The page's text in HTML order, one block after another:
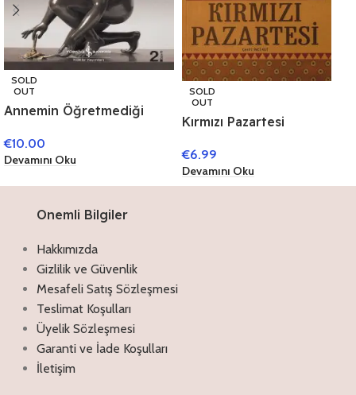
SOLD
OUT
Annemin Öğretmediği
€10.00
Devamını Oku
SOLD
OUT
Kırmızı Pazartesi
€6.99
Devamını Oku
Onemli Bilgiler
Hakkımızda
Gizlilik ve Güvenlik
Mesafeli Satış Sözleşmesi
Teslimat Koşulları
Üyelik Sözleşmesi
Garanti ve İade Koşulları
İletişim